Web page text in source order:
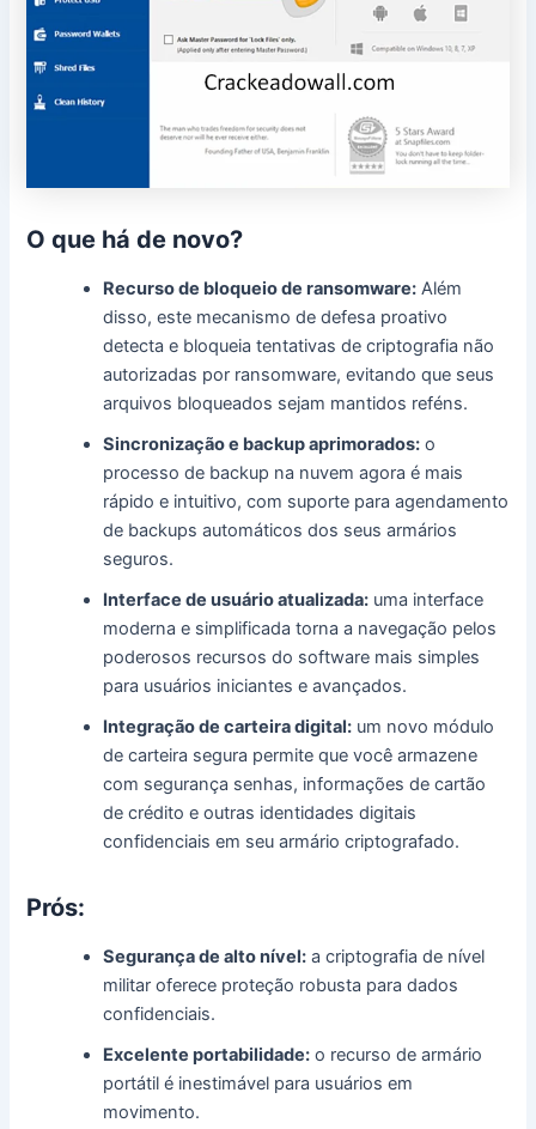
O que há de novo?
Recurso de bloqueio de ransomware: Além
disso, este mecanismo de defesa proativo
detecta e bloqueia tentativas de criptografia não
autorizadas por ransomware, evitando que seus
arquivos bloqueados sejam mantidos reféns.
Sincronização e backup aprimorados: o
processo de backup na nuvem agora é mais
rápido e intuitivo, com suporte para agendamento
de backups automáticos dos seus armários
seguros.
Interface de usuário atualizada: uma interface
moderna e simplificada torna a navegação pelos
poderosos recursos do software mais simples
para usuários iniciantes e avançados.
Integração de carteira digital: um novo módulo
de carteira segura permite que você armazene
com segurança senhas, informações de cartão
de crédito e outras identidades digitais
confidenciais em seu armário criptografado.
Prós:
Segurança de alto nível: a criptografia de nível
militar oferece proteção robusta para dados
confidenciais.
Excelente portabilidade: o recurso de armário
portátil é inestimável para usuários em
movimento.